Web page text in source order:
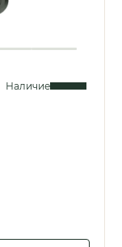
Наличие